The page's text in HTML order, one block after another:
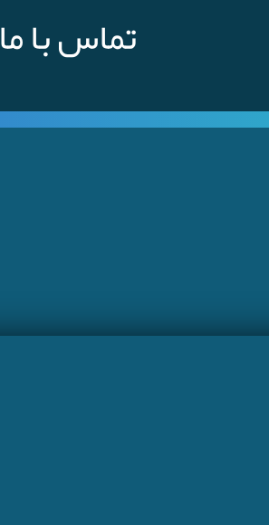
تماس با ما